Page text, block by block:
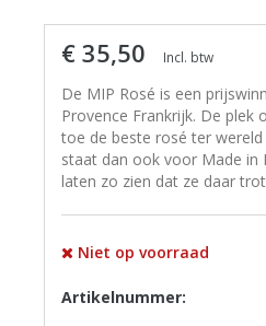
€ 35,50 Incl. btw
De MIP Rosé is een
Provence Frankrijk. De plek
toe de beste rosé ter
staat dan ook voor Made in
laten zo zien dat ze daar
Niet op voorraad
Artikelnummer: